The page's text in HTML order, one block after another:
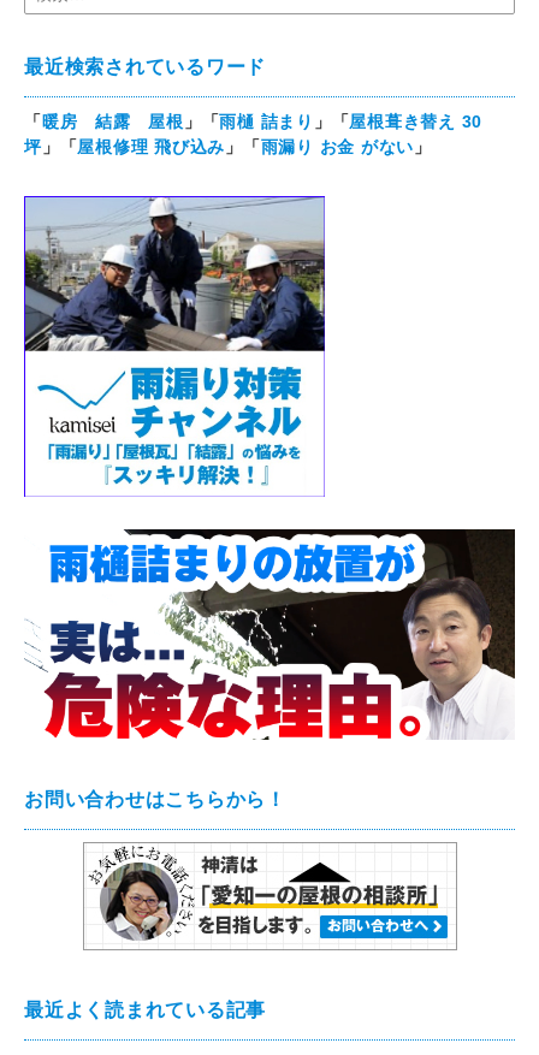
最近検索されているワード
「暖房 結露 屋根 」「雨樋 詰まり 」「屋根葺き替え 30
坪」「屋根修理 飛び込み 」「雨漏り お金 がない 」
お問い合わせはこちらから！
最近よく読まれている記事